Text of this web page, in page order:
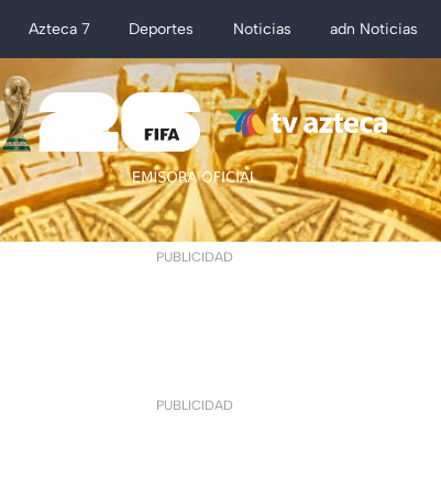
Azteca 7 Deportes Noticias adn Noticias
PUBLICIDAD
PUBLICIDAD